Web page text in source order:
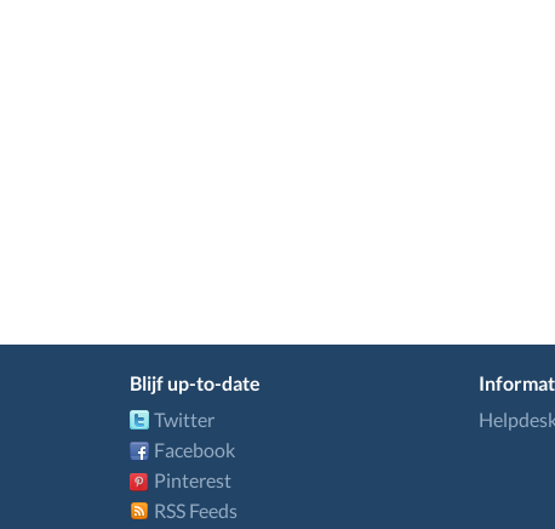
Blijf up-to-date
Twitter
Facebook
Pinterest
RSS Feeds